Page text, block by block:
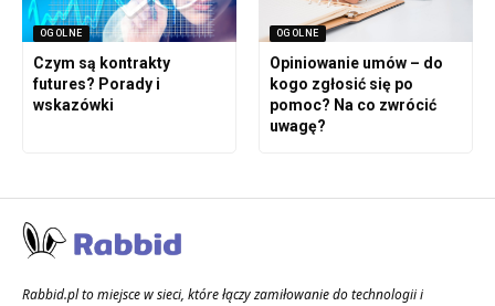
OGOLNE
Czym są kontrakty
futures? Porady i
wskazówki
OGOLNE
Opiniowanie umów – do
kogo zgłosić się po
pomoc? Na co zwrócić
uwagę?
Rabbid.pl to miejsce w sieci, które łączy zamiłowanie do technologii i